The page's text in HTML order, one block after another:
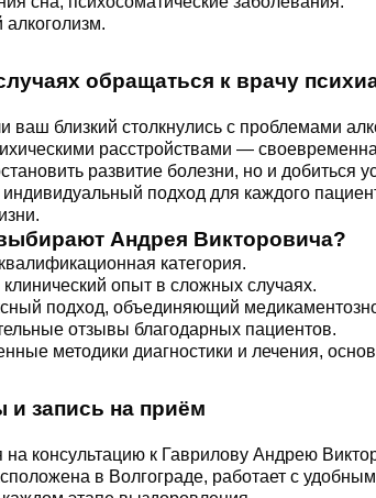
обращаться к врачу
ваш близкий столкнулись с проблемами
расстройствами —
развитие болезни, но и добиться
индивидуальный подход для каждого
Андрея Викторовича?
категория.
клинический опыт в сложных случаях.
подход, объединяющий
отзывы благодарных пациентов.
методики диагностики и лечения,
и запись на приём
на консультацию к Гаврилову Андрею
в Волгограде, работает с